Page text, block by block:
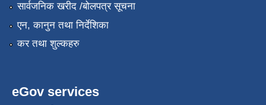
सार्वजनिक खरीद /बोलपत्र सूचना
एन, कानुन तथा निर्देशिका
कर तथा शुल्कहरु
eGov services